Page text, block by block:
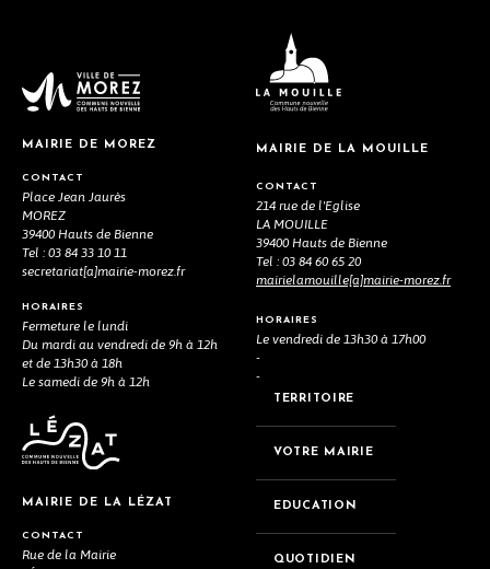
MAIRIE DE MOREZ
CONTACT
Place Jean Jaurès
MOREZ
39400 Hauts de Bienne
Tel : 03 84 33 10 11
secretariat[a]mairie-morez.fr
HORAIRES
Fermeture le lundi
Du mardi au vendredi de 9h à 12h
et de 13h30 à 18h
Le samedi de 9h à 12h
MAIRIE DE LA MOUILLE
CONTACT
214 rue de l'Eglise
LA MOUILLE
39400 Hauts de Bienne
Tel : 03 84 60 65 20
mairielamouille[a]mairie-morez.fr
HORAIRES
Le vendredi de 13h30 à 17h00
-
-
MAIRIE DE LA LÉZAT
CONTACT
Rue de la Mairie
TERRITOIRE
VOTRE MAIRIE
EDUCATION
QUOTIDIEN